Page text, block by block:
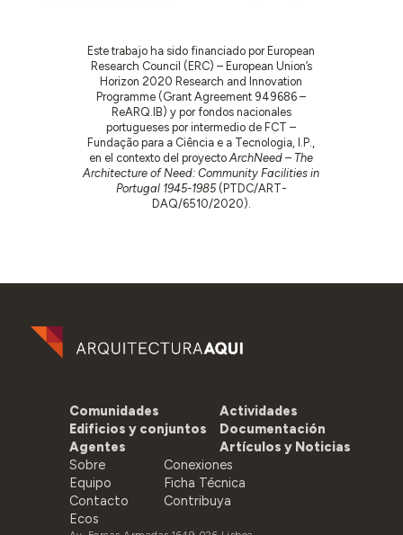
Este trabajo ha sido financiado por European
Research Council (ERC) – European Union’s
Horizon 2020 Research and Innovation
Programme (Grant Agreement 949686 –
ReARQ.IB) y por fondos nacionales
portugueses por intermedio de FCT –
Fundação para a Ciência e a Tecnologia, I.P.,
en el contexto del proyectoArchNeed – The
Architecture of Need: Community Facilities in
Portugal 1945-1985(PTDC/ART-
DAQ/6510/2020).
Comunidades
Edificios y conjuntos
Agentes
Actividades
Documentación
Artículos y Noticias
Sobre
Equipo
Contacto
Ecos
Conexiones
Ficha Técnica
Contribuya